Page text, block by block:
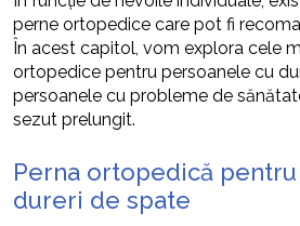
perne ortopedice care pot fi
În acest capitol, vom explora cele
ortopedice pentru persoanele cu
persoanele cu probleme de
sezut prelungit.
Perna ortopedică
dureri de spate